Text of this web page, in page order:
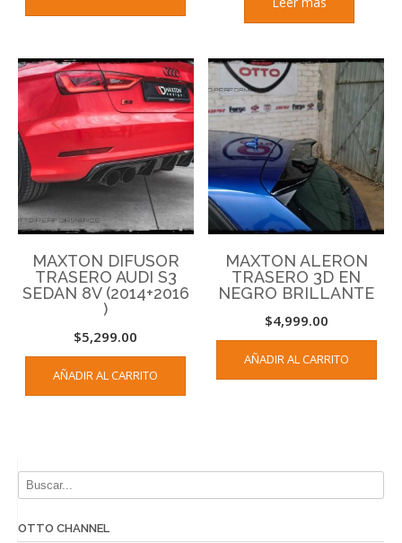
MAXTON DIFUSOR
TRASERO AUDI S3
SEDAN 8V (2014+2016
)
$5,299.00
AÑADIR AL CARRITO
MAXTON ALERON
TRASERO 3D EN
NEGRO BRILLANTE
$4,999.00
AÑADIR AL CARRITO
OTTO CHANNEL